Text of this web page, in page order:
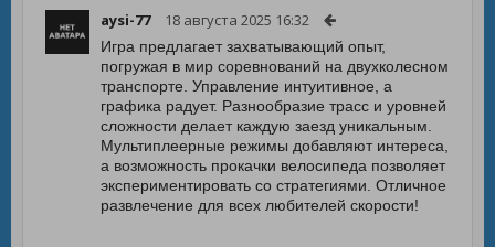
aysi-77 18 августа 2025 16:32
Игра предлагает захватывающий опыт,
погружая в мир соревнований на двухколесном
транспорте. Управление интуитивное, а
графика радует. Разнообразие трасс и уровней
сложности делает каждую заезд уникальным.
Мультиплеерные режимы добавляют интереса,
а возможность прокачки велосипеда позволяет
экспериментировать со стратегиями. Отличное
развлечение для всех любителей скорости!